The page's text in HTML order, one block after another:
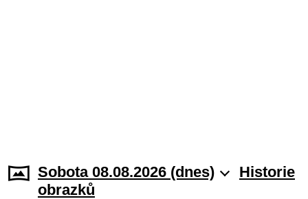
Sobota 08.08.2026 (dnes)
Historie
obrazků